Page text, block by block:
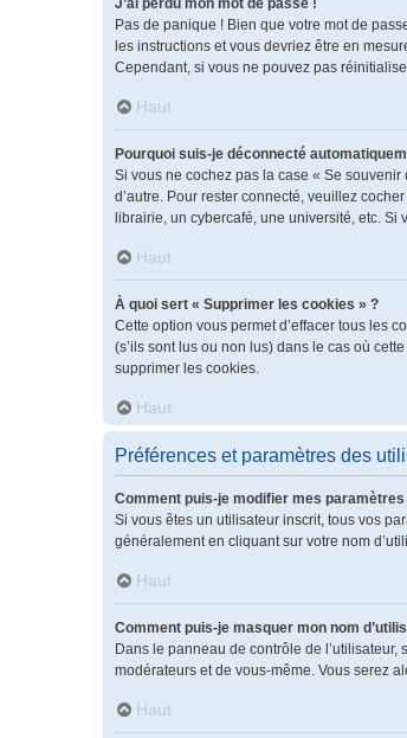
J’ai perdu mon mot de passe !
Pas de panique ! Bien que votre mot de
les instructions et vous devriez être en
Cependant, si vous ne pouvez pas
Haut
Pourquoi suis-je déconnecté
Si vous ne cochez pas la case « Se
d’autre. Pour rester connecté, veuillez
librairie, un cybercafé, une université, etc. Si
Haut
À quoi sert « Supprimer les cookies » ?
Cette option vous permet d’effacer tous les
(s’ils sont lus ou non lus) dans le cas où
supprimer les cookies.
Haut
Préférences et paramètres des
Comment puis-je modifier mes paramètres
Si vous êtes un utilisateur inscrit, tous vos
généralement en cliquant sur votre nom
Haut
Comment puis-je masquer mon nom
Dans le panneau de contrôle de
modérateurs et de vous-même. Vous serez
Haut